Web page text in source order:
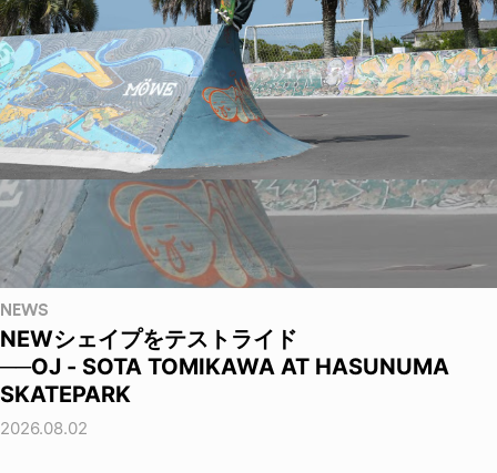
NEWS
NEWシェイプをテストライド
──OJ - SOTA TOMIKAWA AT HASUNUMA
SKATEPARK
2026.08.02